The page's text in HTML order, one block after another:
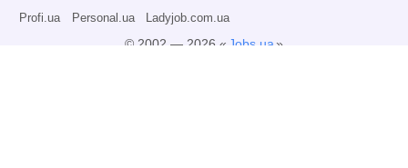
Profi.ua Personal.ua Ladyjob.com.ua
© 2002 — 2026 « Jobs.ua»